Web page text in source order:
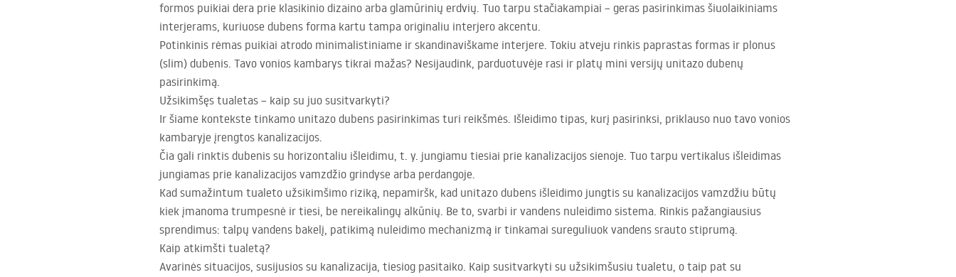
formos puikiai dera prie klasikinio dizaino arba glamūrinių erdvių. Tuo tarpu stačiakampiai – geras pasirinkimas šiuolaikiniams
interjerams, kuriuose dubens forma kartu tampa originaliu interjero akcentu.
Potinkinis rėmas puikiai atrodo minimalistiniame ir skandinaviškame interjere. Tokiu atveju rinkis paprastas formas ir plonus
(slim) dubenis. Tavo vonios kambarys tikrai mažas? Nesijaudink, parduotuvėje rasi ir platų mini versijų unitazo dubenų
pasirinkimą.
Užsikimšęs tualetas – kaip su juo susitvarkyti?
Ir šiame kontekste tinkamo unitazo dubens pasirinkimas turi reikšmės. Išleidimo tipas, kurį pasirinksi, priklauso nuo tavo vonios
kambaryje įrengtos kanalizacijos.
Čia gali rinktis dubenis su horizontaliu išleidimu, t. y. jungiamu tiesiai prie kanalizacijos sienoje. Tuo tarpu vertikalus išleidimas
jungiamas prie kanalizacijos vamzdžio grindyse arba perdangoje.
Kad sumažintum tualeto užsikimšimo riziką, nepamiršk, kad unitazo dubens išleidimo jungtis su kanalizacijos vamzdžiu būtų
kiek įmanoma trumpesnė ir tiesi, be nereikalingų alkūnių. Be to, svarbi ir vandens nuleidimo sistema. Rinkis pažangiausius
sprendimus: talpų vandens bakelį, patikimą nuleidimo mechanizmą ir tinkamai sureguliuok vandens srauto stiprumą.
Kaip atkimšti tualetą?
Avarinės situacijos, susijusios su kanalizacija, tiesiog pasitaiko. Kaip susitvarkyti su užsikimšusiu tualetu, o taip pat su